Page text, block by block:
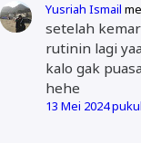
Yusriah Ismail
setelah
rutinin lagi
kalo gak
hehe
13 Mei 2024